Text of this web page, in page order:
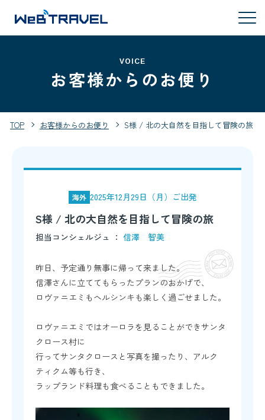
VOICE
お客様からのお便り
TOP お客様からのお便り S様 / 北の大自然を目指して冒険の旅
海外 2025年12月29日（月）ご出発
S様 / 北の大自然を目指して冒険の旅
担当コンシェルジュ ： 信澤 智美
昨日、予定通り無事に帰って来ました。
信澤さんに立ててもらったプランのおかげで、
ロヴァニエミもヘルシンキも楽しく過ごせました。
ロヴァニエミではオーロラを見ることができサンタ
クロース村に
行ってサンタクロースと写真を撮ったり、アルク
ティクム等も行き、
ラップランド料理も食べることもできました。